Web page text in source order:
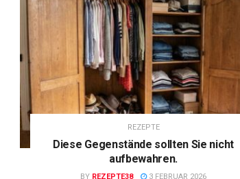
REZEPTE
Diese Gegenstände sollten Sie nicht
aufbewahren.
BY REZEPTE38 3 FEBRUAR 2026